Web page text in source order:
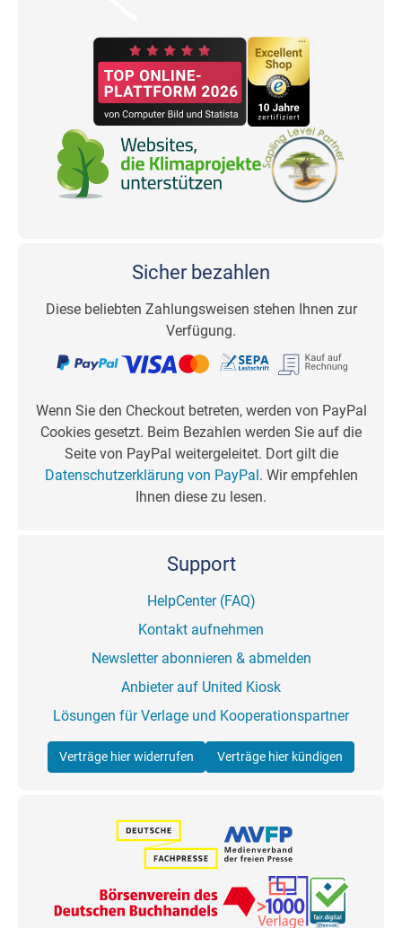
Sicher bezahlen
Diese beliebten Zahlungsweisen stehen Ihnen zur
Verfügung.
Wenn Sie den Checkout betreten, werden von PayPal
Cookies gesetzt. Beim Bezahlen werden Sie auf die
Seite von PayPal weitergeleitet. Dort gilt die
Datenschutzerklärung von PayPal. Wir empfehlen
Ihnen diese zu lesen.
Support
HelpCenter (FAQ)
Kontakt aufnehmen
Newsletter abonnieren & abmelden
Anbieter auf United Kiosk
Lösungen für Verlage und Kooperationspartner
Verträge hier widerrufen Verträge hier kündigen